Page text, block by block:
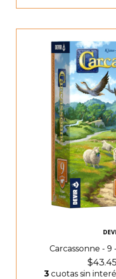
Carcassonne - 9
3 cuotas sin